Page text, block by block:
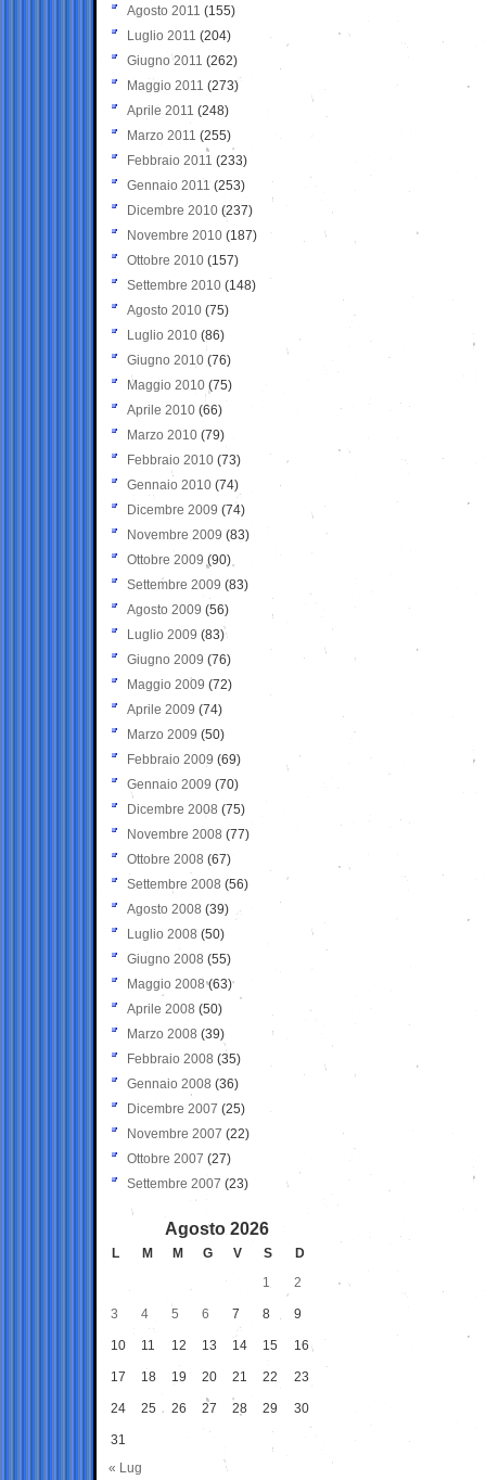
Agosto 2011 (155)
Luglio 2011 (204)
Giugno 2011 (262)
Maggio 2011 (273)
Aprile 2011 (248)
Marzo 2011 (255)
Febbraio 2011 (233)
Gennaio 2011 (253)
Dicembre 2010 (237)
Novembre 2010 (187)
Ottobre 2010 (157)
Settembre 2010 (148)
Agosto 2010 (75)
Luglio 2010 (86)
Giugno 2010 (76)
Maggio 2010 (75)
Aprile 2010 (66)
Marzo 2010 (79)
Febbraio 2010 (73)
Gennaio 2010 (74)
Dicembre 2009 (74)
Novembre 2009 (83)
Ottobre 2009 (90)
Settembre 2009 (83)
Agosto 2009 (56)
Luglio 2009 (83)
Giugno 2009 (76)
Maggio 2009 (72)
Aprile 2009 (74)
Marzo 2009 (50)
Febbraio 2009 (69)
Gennaio 2009 (70)
Dicembre 2008 (75)
Novembre 2008 (77)
Ottobre 2008 (67)
Settembre 2008 (56)
Agosto 2008 (39)
Luglio 2008 (50)
Giugno 2008 (55)
Maggio 2008(63)
Aprile 2008 (50)
Marzo 2008 (39)
Febbraio 2008 (35)
Gennaio 2008 (36)
Dicembre 2007 (25)
Novembre 2007 (22)
Ottobre 2007 (27)
Settembre 2007 (23)
Agosto 2026
L M M G V S
D
1
2
3 4 5 6 7 8 9
10 11 12 13 14 15 16
17 18 19 20 21 22 23
24 25 26 27 28 29 30
31
« Lug